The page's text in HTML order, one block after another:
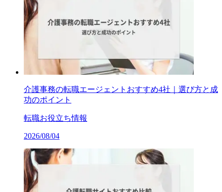
介護事務の転職エージェントおすすめ4社｜選び方と成
功のポイント
転職お役立ち情報
2026/08/04